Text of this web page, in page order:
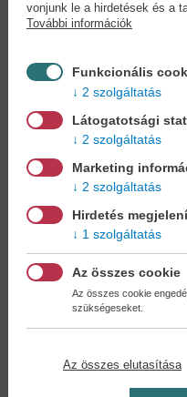
Ezen egy éjszaka
Rejtő Jenő
7,94 € 6,90 €
vonjunk le a hirdetések és a
További információk
Funkcionális
2 szolgáltatás
Látogatotsági
2 szolgáltatás
Marketing
2 szolgáltatás
Hirdetés
1 szolgáltatás
Az összes cookie
Az összes cookie
szükségeseket.
Az összes elutasítása